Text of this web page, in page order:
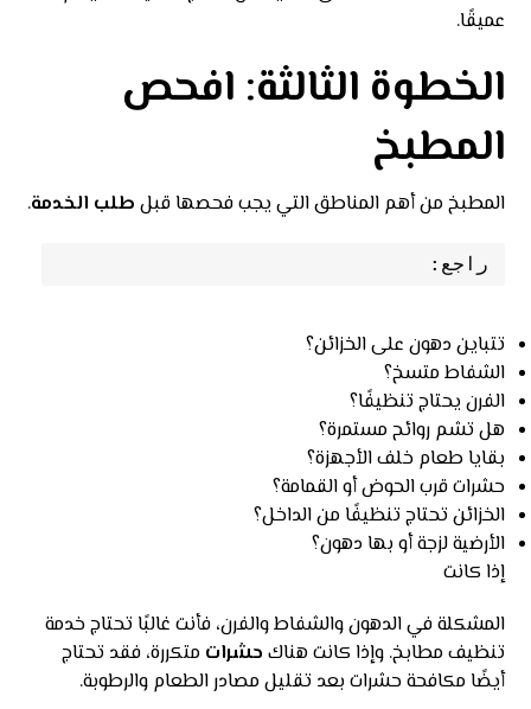
عميقًا.
الخطوة الثالثة: افحص
المطبخ
المطبخ من أهم المناطق التي يجب فحصها قبل طلب الخدمة.
راجع:
تتباين دهون على الخزائن؟
الشفاط متسخ؟
الفرن يحتاج تنظيفًا؟
هل تشم روائح مستمرة؟
بقايا طعام خلف الأجهزة؟
حشرات قرب الحوض أو القمامة؟
الخزائن تحتاج تنظيفًا من الداخل؟
الأرضية لزجة أو بها دهون؟
إذا كانت
المشكلة في الدهون والشفاط والفرن، فأنت غالبًا تحتاج خدمة
تنظيف مطابخ. وإذا كانت هناك حشرات متكررة، فقد تحتاج
أيضًا مكافحة حشرات بعد تقليل مصادر الطعام والرطوبة.